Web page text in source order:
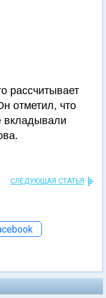
рассчитывает
отметил, что
вкладывали
СЛЕДУЮЩАЯ СТАТЬЯ